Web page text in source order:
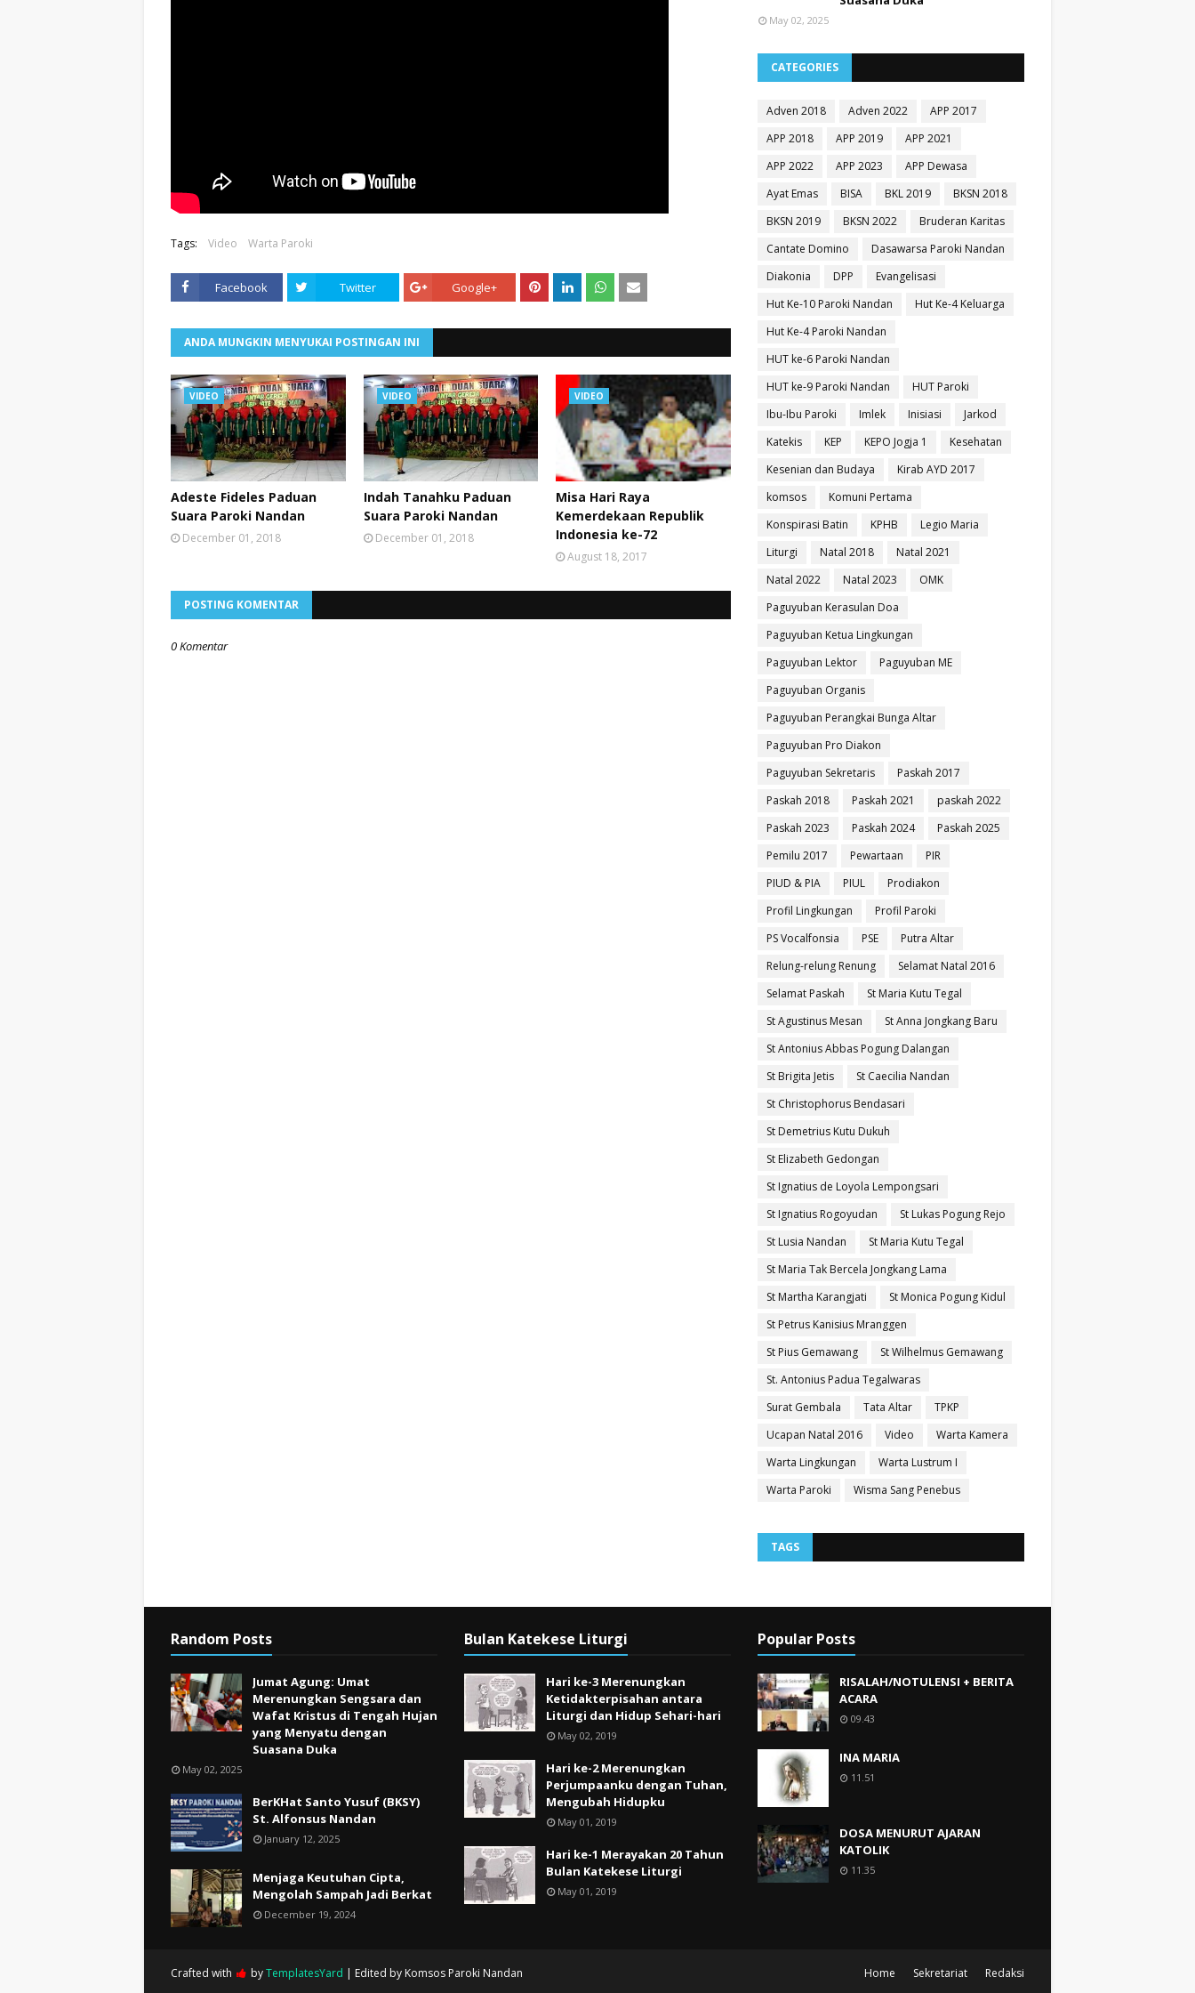
Tags: Video Warta Paroki
Facebook Twitter Google+
ANDA MUNGKIN MENYUKAI POSTINGAN INI
VIDEO
Adeste Fideles Paduan
Suara Paroki Nandan
December 01, 2018
VIDEO
Indah Tanahku Paduan
Suara Paroki Nandan
December 01, 2018
VIDEO
Misa Hari Raya
Kemerdekaan Republik
Indonesia ke-72
August 18, 2017
POSTING KOMENTAR
0 Komentar
May 02, 2025
CATEGORIES
Adven 2018 Adven 2022
APP 2017
APP 2018
APP 2019
APP 2021
APP 2022
APP 2023
APP Dewasa
Ayat Emas
BISA BKL 2019
BKSN 2018
BKSN 2019
BKSN 2022
Bruderan Karitas
Cantate Domino
Dasawarsa Paroki Nandan
Diakonia
DPP
Evangelisasi
Hut Ke-10 Paroki Nandan
Hut Ke-4 Keluarga
Hut Ke-4 Paroki Nandan
HUT ke-6 Paroki Nandan
HUT ke-9 Paroki Nandan
HUT Paroki
Ibu-Ibu Paroki
Imlek Inisiasi
Jarkod
Katekis
KEP KEPO Jogja 1
Kesehatan
Kesenian dan Budaya
Kirab AYD 2017
komsos
Komuni Pertama
Konspirasi Batin
KPHB
Legio Maria
Liturgi
Natal 2018
Natal 2021
Natal 2022
Natal 2023
OMK
Paguyuban Kerasulan Doa
Paguyuban Ketua Lingkungan
Paguyuban Lektor
Paguyuban ME
Paguyuban Organis
Paguyuban Perangkai Bunga Altar
Paguyuban Pro Diakon
Paguyuban Sekretaris
Paskah 2017
Paskah 2018
Paskah 2021
paskah 2022
Paskah 2023
Paskah 2024
Paskah 2025
Pemilu 2017
Pewartaan
PIR
PIUD & PIA
PIUL
Prodiakon
Profil Lingkungan
Profil Paroki
PS Vocalfonsia
PSE
Putra Altar
Relung-relung Renung
Selamat Natal 2016
Selamat Paskah
St Maria Kutu Tegal
St Agustinus Mesan
St Anna Jongkang Baru
St Antonius Abbas Pogung Dalangan
St Brigita Jetis
St Caecilia Nandan
St Christophorus Bendasari
St Demetrius Kutu Dukuh
St Elizabeth Gedongan
St Ignatius de Loyola Lempongsari
St Ignatius Rogoyudan
St Lukas Pogung Rejo
St Lusia Nandan
St Maria Kutu Tegal
St Maria Tak Bercela Jongkang Lama
St Martha Karangjati
St Monica Pogung Kidul
St Petrus Kanisius Mranggen
St Pius Gemawang
St Wilhelmus Gemawang
St. Antonius Padua Tegalwaras
Surat Gembala
Tata Altar
TPKP
Ucapan Natal 2016
Video
Warta Kamera
Warta Lingkungan
Warta Lustrum I
Warta Paroki
Wisma Sang Penebus
TAGS
Random Posts
Jumat Agung: Umat
Merenungkan Sengsara dan
Wafat Kristus di Tengah Hujan
yang Menyatu dengan
Suasana Duka
May 02, 2025
BerKHat Santo Yusuf (BKSY)
St. Alfonsus Nandan
January 12, 2025
Menjaga Keutuhan Cipta,
Mengolah Sampah Jadi Berkat
December 19, 2024
Bulan Katekese Liturgi
Hari ke-3 Merenungkan
Ketidakterpisahan antara
Liturgi dan Hidup Sehari-hari
May 02, 2019
Hari ke-2 Merenungkan
Perjumpaanku dengan Tuhan,
Mengubah Hidupku
May 01, 2019
Hari ke-1 Merayakan 20 Tahun
Bulan Katekese Liturgi
May 01, 2019
Popular Posts
RISALAH/NOTULENSI + BERITA
ACARA
09.43
INA MARIA
11.51
DOSA MENURUT AJARAN
KATOLIK
11.35
Home Sekretariat Redaksi
Crafted with byTemplatesYard | Edited by Komsos Paroki Nandan